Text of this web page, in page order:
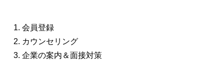
会員登録
カウンセリング
企業の案内＆面接対策